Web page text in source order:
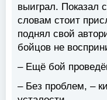
выиграл. Показал
словам стоит
поднял свой
бойцов не
– Ещё бой
– Без проблем, –